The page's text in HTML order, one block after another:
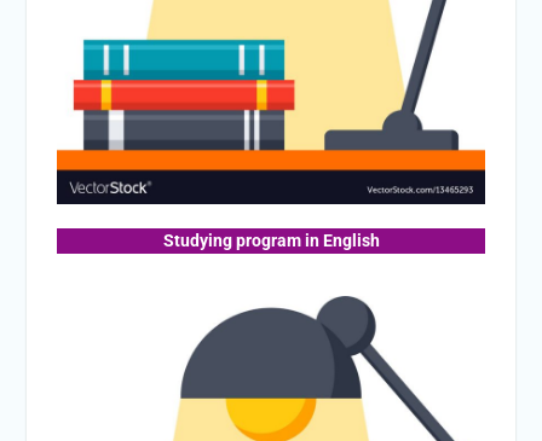
Studying program in English